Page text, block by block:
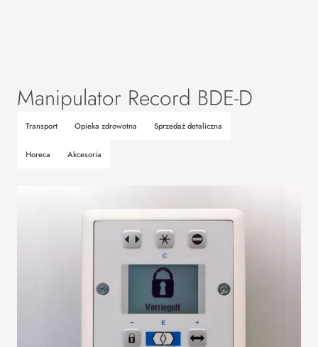
Manipulator Record BDE-D
Transport Opieka zdrowotna Sprzedaż detaliczna
Horeca Akcesoria